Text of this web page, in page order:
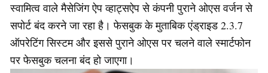
स्वामित्व वाले मैसेजिंग ऐप व्हाट्सऐप से कंपनी पुराने ओएस वर्जन से
सपोर्ट बंद करने जा रहा है। फेसबुक के मुताबिक एंड्राइड 2.3.7
ऑपरेटिंग सिस्टम और इससे पुराने ओएस पर चलने वाले स्मार्टफोन
पर फेसबुक चलना बंद हो जाएगा।